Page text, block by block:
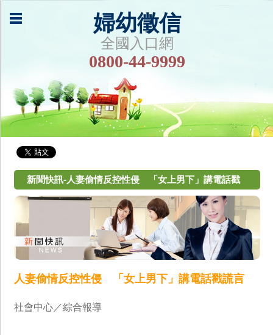
婦幼徵信
全國入口網
0800-44-9999
新聞快訊-人妻偷情反控性侵 「女上男下」講電話戳
謊言
人妻偷情反控性侵 「女上男下」講電話戳謊言
社會中心／綜合報導